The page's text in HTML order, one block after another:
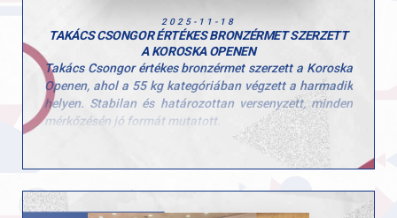
2025-11-18
TAKÁCS CSONGOR ÉRTÉKES BRONZÉRMET SZERZETT
A KOROSKA OPENEN
Takács Csongor értékes bronzérmet szerzett a Koroska
Openen, ahol a 55 kg kategóriában végzett a harmadik
helyen. Stabilan és határozottan versenyzett, minden
mérkőzésén jó formát mutatott.
Szentes Benedek a 46 kg-os mezőnyben az ötödik
helyet érte el. Fegyelmezett munkát végzett, ami jól
Tóth Maxim a 73 kilogrammos kategóriában egy